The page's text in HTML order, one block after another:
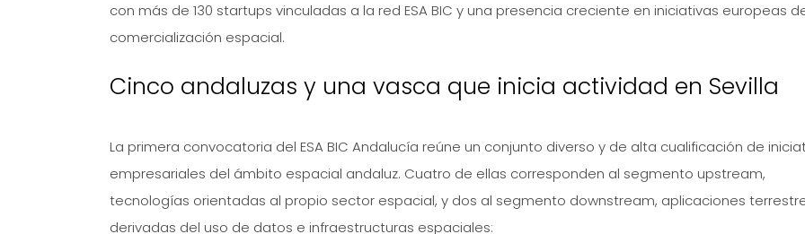
con más de 130 startups vinculadas a la red ESA BIC y una presencia creciente en iniciativas europeas
comercialización espacial.
Cinco andaluzas y una vasca que inicia actividad en Sevilla
La primera convocatoria del ESA BIC Andalucía reúne un conjunto diverso y de alta cualificación de
empresariales del ámbito espacial andaluz. Cuatro de ellas corresponden al segmento upstream,
tecnologías orientadas al propio sector espacial, y dos al segmento downstream, aplicaciones
derivadas del uso de datos e infraestructuras espaciales: